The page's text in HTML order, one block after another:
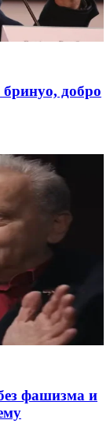
добро
фашизма и